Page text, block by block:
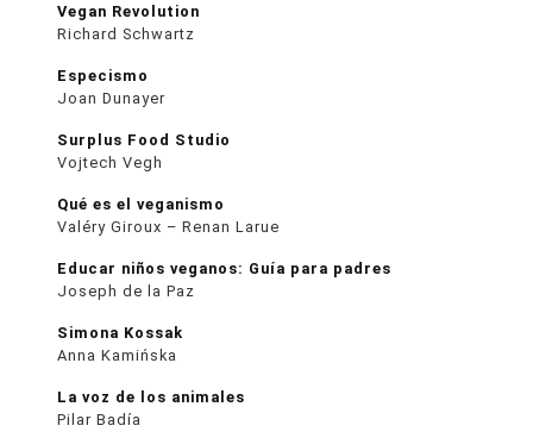
Vegan Revolution
Richard Schwartz
Especismo
Joan Dunayer
Surplus Food Studio
Vojtech Vegh
Qué es el veganismo
Valéry Giroux – Renan Larue
Educar niños veganos: Guía para padres
Joseph de la Paz
Simona Kossak
Anna Kamińska
La voz de los animales
Pilar Badía